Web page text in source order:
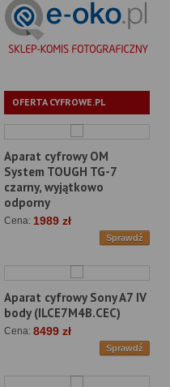
OFERTA CYFROWE.PL
Aparat cyfrowy OM
System TOUGH TG-7
czarny, wyjątkowo
odporny
Cena: 1989 zł
Sprawdź
Aparat cyfrowy Sony A7 IV
body (ILCE7M4B.CEC)
Cena: 8499 zł
Sprawdź